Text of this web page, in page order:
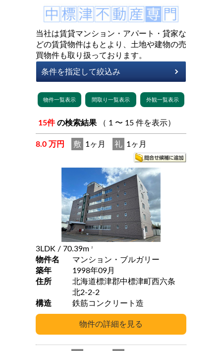
当社は賃貸マンション・アパート・貸家な
どの賃貸物件はもとより、土地や建物の売
買物件も取り扱っております。
15件 の検索結果 （ 1 〜 15 件を表示）
8.0 万円 敷 1ヶ月 礼 1ヶ月
3LDK / 70.39m 2
物件名
マンション・ブルガリー
築年
1998年09月
住所
北海道標津郡中標津町西六条
北2-2-2
構造
鉄筋コンクリート造